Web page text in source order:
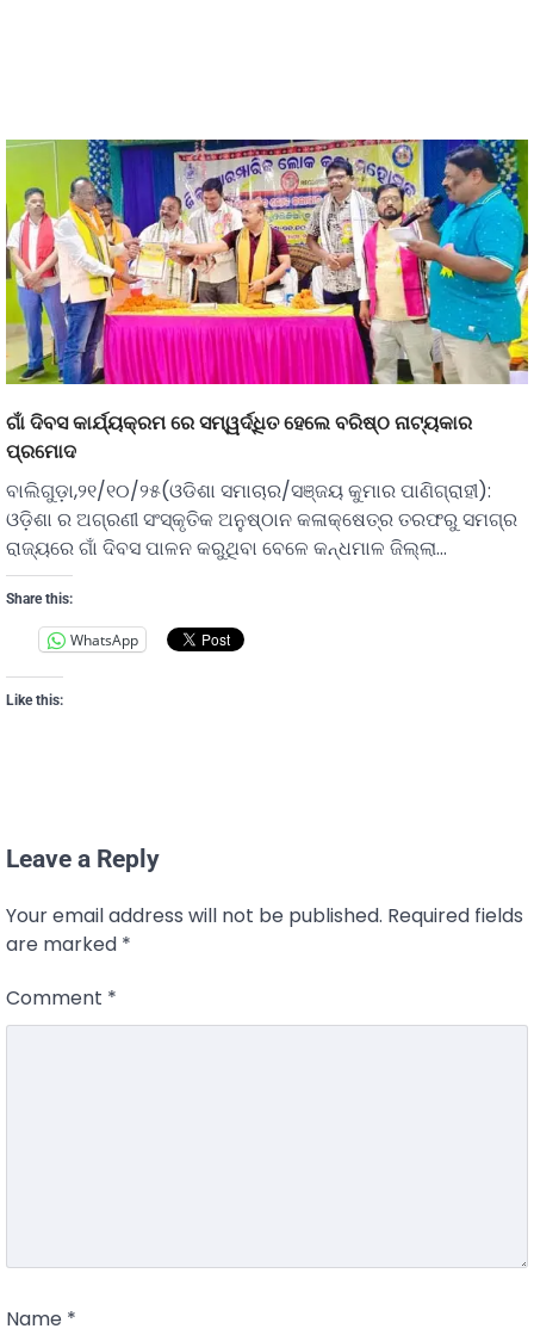
ଗାଁ ଦିବସ କାର୍ଯ୍ୟକ୍ରମ ରେ ସମ୍ୱର୍ଦ୍ଧିତ ହେଲେ ବରିଷ୍ଠ ନାଟ୍ୟକାର
ପ୍ରମୋଦ
ବାଲିଗୁଡ଼ା,୨୧/୧୦/୨୫(ଓଡିଶା ସମାଚାର/ସଞ୍ଜୟ କୁମାର ପାଣିଗ୍ରାହୀ):
ଓଡ଼ିଶା ର ଅଗ୍ରଣୀ ସଂସ୍କୃତିକ ଅନୁଷ୍ଠାନ କଳାକ୍ଷେତ୍ର ତରଫରୁ ସମଗ୍ର
ରାଜ୍ୟରେ ଗାଁ ଦିବସ ପାଳନ କରୁଥିବା ବେଳେ କନ୍ଧମାଳ ଜିଲ୍ଲା…
Share this:
WhatsApp
Like this:
Leave a Reply
Your email address will not be published. Required fields
are marked *
Comment *
Name *